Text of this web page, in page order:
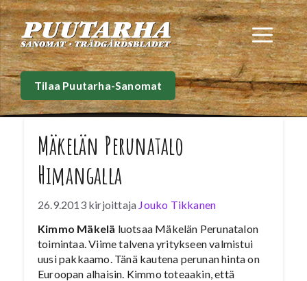
Siirry
sisältöön
Tilaa Puutarha-Sanomat
Mäkelän Perunatalo
Himangalla
26.9.2013 kirjoittaja Jouko Tikkanen
Kimmo Mäkelä luotsaa Mäkelän Perunatalon
toimintaa. Viime talvena yritykseen valmistui
uusi pakkaamo. Tänä kautena perunan hinta on
Euroopan alhaisin. Kimmo toteaakin, että